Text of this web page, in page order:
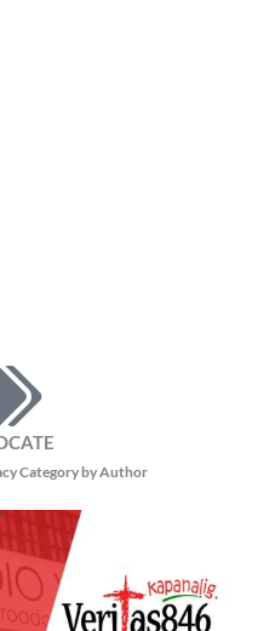
Category by Author